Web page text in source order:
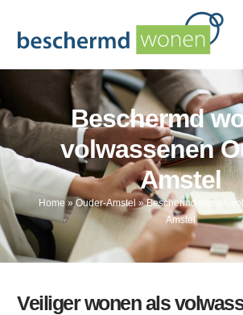
Beschermd
volwassenen
Amstel
Home»Ouder-Amstel »Beschermd wonen
Amstel
Veiliger wonen als